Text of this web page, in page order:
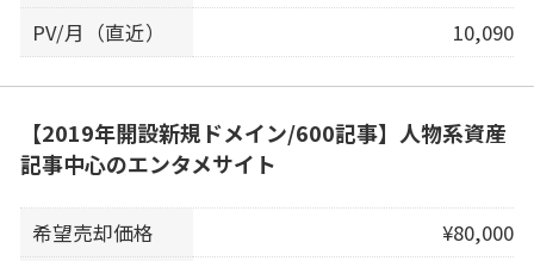
PV/月（直近）
10,090
【2019年開設新規ドメイン/600記事】人物系資産
記事中心のエンタメサイト
希望売却価格
¥80,000